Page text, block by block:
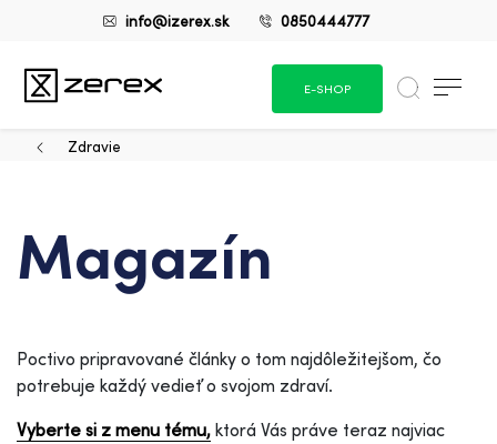
info@izerex.sk 0850444777
E-SHOP
Zdravie
Magazín
Poctivo pripravované články o tom najdôležitejšom, čo
potrebuje každý vedieť o svojom zdraví.
Vyberte si z menu tému, ktorá Vás práve teraz najviac